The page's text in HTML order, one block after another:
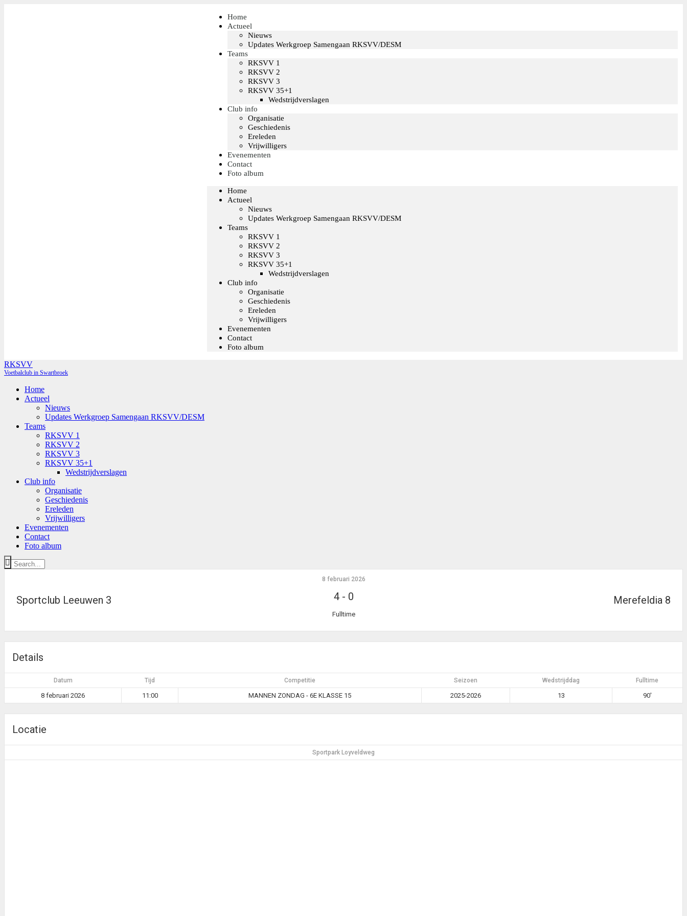
Home
Actueel
Nieuws
Updates Werkgroep Samengaan RKSVV/DESM
Teams
RKSVV 1
RKSVV 2
RKSVV 3
RKSVV 35+1
Wedstrijdverslagen
Club info
Organisatie
Geschiedenis
Ereleden
Vrijwilligers
Evenementen
Contact
Foto album
Home
Actueel
Nieuws
Updates Werkgroep Samengaan RKSVV/DESM
Teams
RKSVV 1
RKSVV 2
RKSVV 3
RKSVV 35+1
Wedstrijdverslagen
Club info
Organisatie
Geschiedenis
Ereleden
Vrijwilligers
Evenementen
Contact
Foto album
RKSVV
Voetbalclub in Swartbroek
Home
Actueel
Nieuws
Updates Werkgroep Samengaan RKSVV/DESM
Teams
RKSVV 1
RKSVV 2
RKSVV 3
RKSVV 35+1
Wedstrijdverslagen
Club info
Organisatie
Geschiedenis
Ereleden
Vrijwilligers
Evenementen
Contact
Foto album
Sportclub Leeuwen 3 Merefeldia 8
8 februari 2026
4- 0
Fulltime
Details
Datum Tijd Competitie Seizoen Wedstrijddag Fulltime
8 februari 2026 11:00 MANNEN ZONDAG - 6E KLASSE 15 2025-2026 13 90'
Locatie
Sportpark Loyveldweg